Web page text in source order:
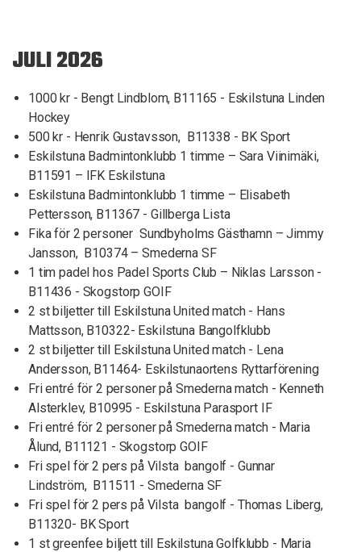
JULI 2026
1000 kr - Bengt Lindblom, B11165 - Eskilstuna Linden
Hockey
500 kr - Henrik Gustavsson, B11338 - BK Sport
Eskilstuna Badmintonklubb 1 timme – Sara Viinimäki,
B11591 – IFK Eskilstuna
Eskilstuna Badmintonklubb 1 timme – Elisabeth
Pettersson, B11367 - Gillberga Lista
Fika för 2 personer Sundbyholms Gästhamn – Jimmy
Jansson, B10374 – Smederna SF
1 tim padel hos Padel Sports Club – Niklas Larsson -
B11436 - Skogstorp GOIF
2 st biljetter till Eskilstuna United match - Hans
Mattsson, B10322- Eskilstuna Bangolfklubb
2 st biljetter till Eskilstuna United match - Lena
Andersson, B11464- Eskilstunaortens Ryttarförening
Fri entré för 2 personer på Smederna match - Kenneth
Alsterklev, B10995 - Eskilstuna Parasport IF
Fri entré för 2 personer på Smederna match - Maria
Ålund, B11121 - Skogstorp GOIF
Fri spel för 2 pers på Vilsta bangolf - Gunnar
Lindström, B11511 - Smederna SF
Fri spel för 2 pers på Vilsta bangolf - Thomas Liberg,
B11320- BK Sport
1 st greenfee biljett till Eskilstuna Golfklubb - Maria